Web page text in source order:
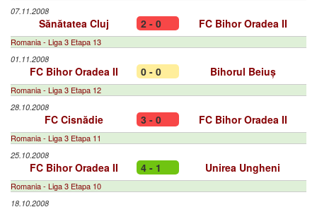
07.11.2008
Sănătatea Cluj 2 - 0 FC Bihor Oradea II
Romania - Liga 3 Etapa 13
01.11.2008
FC Bihor Oradea II 0 - 0 Bihorul Beiuș
Romania - Liga 3 Etapa 12
28.10.2008
FC Cisnădie 3 - 0 FC Bihor Oradea II
Romania - Liga 3 Etapa 11
25.10.2008
FC Bihor Oradea II 4 - 1 Unirea Ungheni
Romania - Liga 3 Etapa 10
18.10.2008